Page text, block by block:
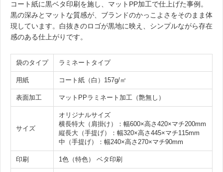
コート紙に黒ベタ印刷を施し、マットPP加工で仕上げた事例。
黒の深みとマットな質感が、ブランドのかっこよさをそのまま体
現しています。白抜きのロゴが黒地に映え、シンプルながら存在
感のある仕上がりです。
袋のタイプ ラミネートタイプ
用紙 コート紙（白）157g/㎡
表面加工 マットPPラミネート加工（艶無し）
サイズ
オリジナルサイズ
横長特大（肩掛け）：幅600×高さ420×マチ200mm
縦長大（手提げ）：幅320×高さ445×マチ115mm
中（手提げ）：幅240×高さ270×マチ90mm
印刷 1色（特色） ベタ印刷